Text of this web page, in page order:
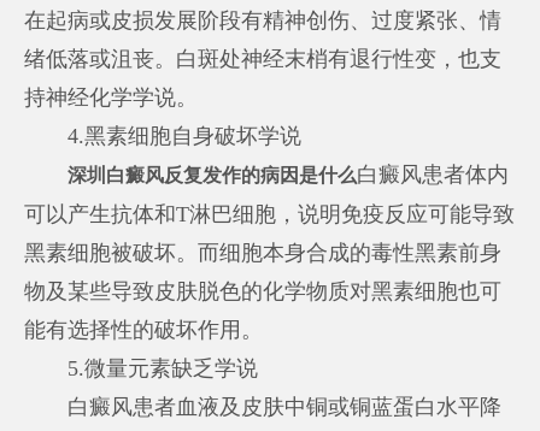
在起病或皮损发展阶段有精神创伤、过度紧张、情
绪低落或沮丧。白斑处神经末梢有退行性变，也支
持神经化学学说。
4.黑素细胞自身破坏学说
深圳白癜风反复发作的病因是什么白癜风患者体内
可以产生抗体和T淋巴细胞，说明免疫反应可能导致
黑素细胞被破坏。而细胞本身合成的毒性黑素前身
物及某些导致皮肤脱色的化学物质对黑素细胞也可
能有选择性的破坏作用。
5.微量元素缺乏学说
白癜风患者血液及皮肤中铜或铜蓝蛋白水平降